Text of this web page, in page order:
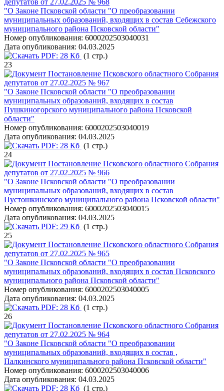
депутатов от 27.02.2025 № 968
"О Законе Псковской области "О преобразовании
муниципальных образований, входящих в состав Себежского
муниципального района Псковской области"
Номер опубликования: 6000202503040031
Дата опубликования: 04.03.2025
PDF: 28 Кб (1 стр.)
23
Постановление Псковского областного Собрания
депутатов от 27.02.2025 № 967
"О Законе Псковской области "О преобразовании
муниципальных образований, входящих в состав
Пушкиногорского муниципального района Псковской
области"
Номер опубликования: 6000202503040019
Дата опубликования: 04.03.2025
PDF: 28 Кб (1 стр.)
24
Постановление Псковского областного Собрания
депутатов от 27.02.2025 № 966
"О Законе Псковской области "О преобразовании
муниципальных образований, входящих в состав
Пустошкинского муниципального района Псковской области"
Номер опубликования: 6000202503040015
Дата опубликования: 04.03.2025
PDF: 29 Кб (1 стр.)
25
Постановление Псковского областного Собрания
депутатов от 27.02.2025 № 965
"О Законе Псковской области "О преобразовании
муниципальных образований, входящих в состав Псковского
муниципального района Псковской области"
Номер опубликования: 6000202503040005
Дата опубликования: 04.03.2025
PDF: 28 Кб (1 стр.)
26
Постановление Псковского областного Собрания
депутатов от 27.02.2025 № 964
"О Законе Псковской области "О преобразовании
муниципальных образований, входящих в состав ,
Палкинского муниципального района Псковской области"
Номер опубликования: 6000202503040006
Дата опубликования: 04.03.2025
PDF: 28 Кб (1 стр.)